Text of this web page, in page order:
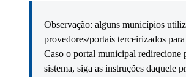
Observação: alguns municípios
provedores/portais terceirizados
Caso o portal municipal redirecione
sistema, siga as instruções daquele